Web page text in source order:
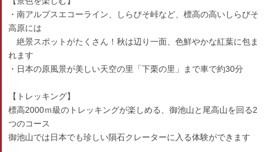
・南アルプスエコーライン、しらびそ峠など、標高の高いしらびそ
高原には
絶景スポットがたくさん！秋は辺り一面、色鮮やかな紅葉に包ま
れます
・日本の原風景が美しい天空の里「下栗の里」まで車で約30分
【トレッキング】
標高2000ｍ級のトレッキングが楽しめる、御池山と尾高山を回る2
つのコース
御池山では日本でも珍しい隕石クレーターに入る体験ができます